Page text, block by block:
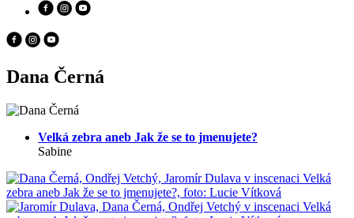
Dana Černá
Velká zebra aneb Jak že se to jmenujete?
Sabine